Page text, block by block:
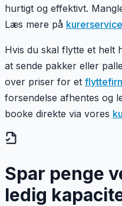
hurtigt og effektivt.
Læs mere på kurerservice
Hvis du skal flytte et helt
at sende pakker eller
over priser for et
forsendelse afhentes og
booke direkte via vores
Spar penge
ledig